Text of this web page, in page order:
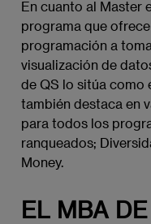
En cuanto al Master
programa que
programación a
visualización de
de QS lo sitúa como
también destaca en
para todos los
ranqueados;
Money.
EL MBA